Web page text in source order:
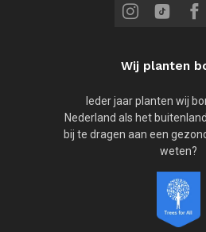
Wij planten
Ieder jaar planten wij
Nederland als het
bij te dragen aan een
weten?